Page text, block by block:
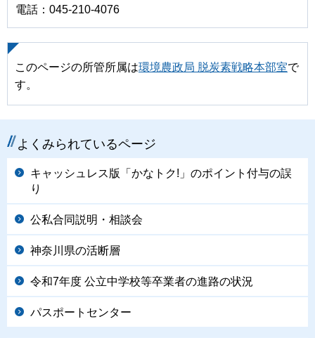
電話：045-210-4076
このページの所管所属は環境農政局 脱炭素戦略本部室で
す。
よくみられているページ
キャッシュレス版「かなトク!」のポイント付与の誤
り
公私合同説明・相談会
神奈川県の活断層
令和7年度 公立中学校等卒業者の進路の状況
パスポートセンター